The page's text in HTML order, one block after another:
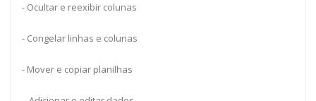
- Ocultar e reexibir colunas
- Congelar linhas e colunas
- Mover e copiar planilhas